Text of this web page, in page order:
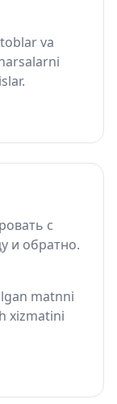
va
с
и обратно.
matnni
xizmatini